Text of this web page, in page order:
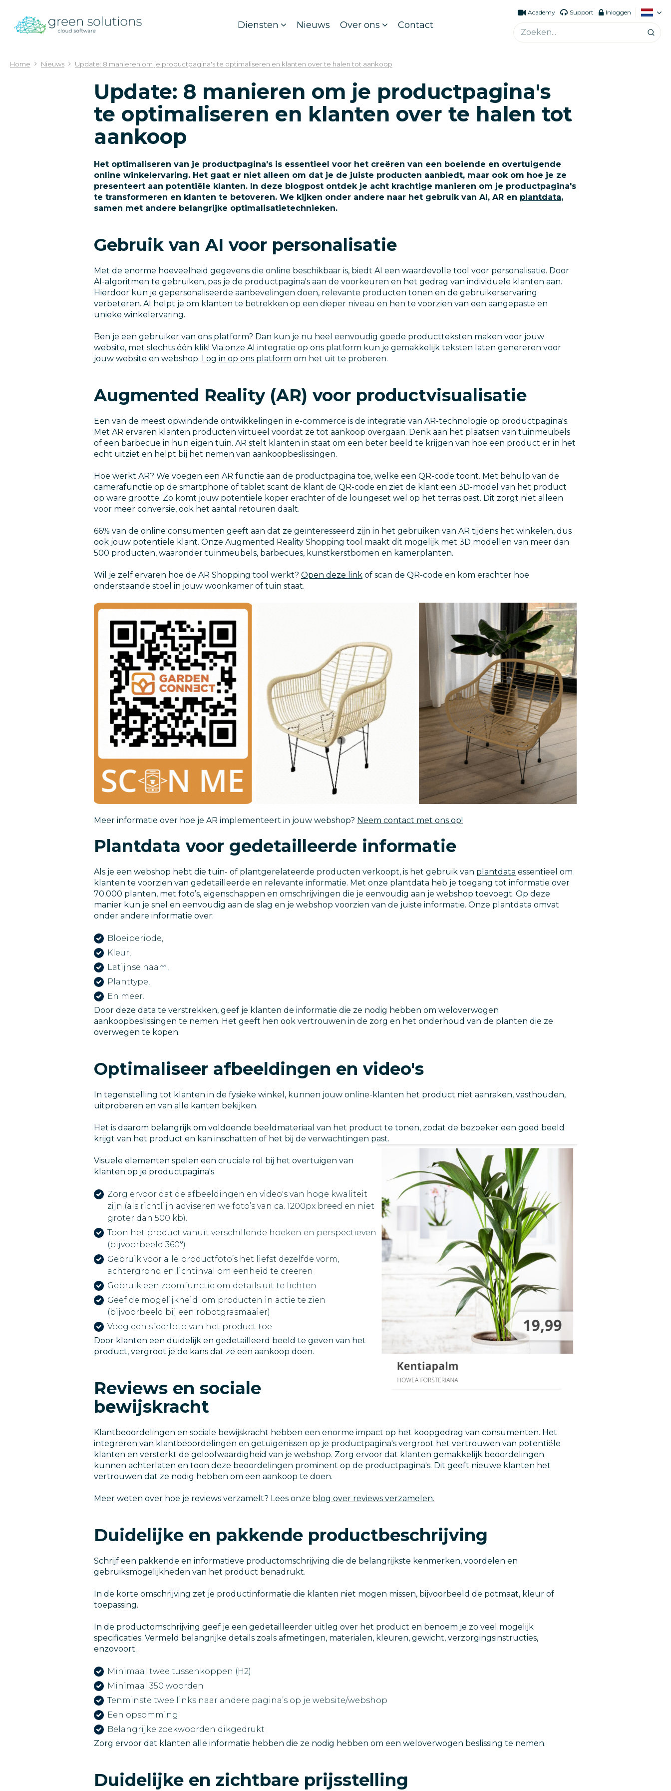
content
Home Nieuws Update: 8 manieren om je productpagina's te optimaliseren en klanten over te halen tot aankoop
Academy Support Inloggen
Diensten Nieuws Over ons Contact
Update: 8 manieren om je productpagina's
te optimaliseren en klanten over te halen tot
aankoop
Het optimaliseren van je productpagina's is essentieel voor het creëren van een boeiende en overtuigende
online winkelervaring. Het gaat er niet alleen om dat je de juiste producten aanbiedt, maar ook om hoe je ze
presenteert aan potentiële klanten. In deze blogpost ontdek je acht krachtige manieren om je productpagina's
te transformeren en klanten te betoveren. We kijken onder andere naar het gebruik van AI, AR en plantdata,
samen met andere belangrijke optimalisatietechnieken.
Gebruik van AI voor personalisatie
Met de enorme hoeveelheid gegevens die online beschikbaar is, biedt AI een waardevolle tool voor personalisatie. Door
AI-algoritmen te gebruiken, pas je de productpagina's aan de voorkeuren en het gedrag van individuele klanten aan.
Hierdoor kun je gepersonaliseerde aanbevelingen doen, relevante producten tonen en de gebruikerservaring
verbeteren. AI helpt je om klanten te betrekken op een dieper niveau en hen te voorzien van een aangepaste en
unieke winkelervaring.
Ben je een gebruiker van ons platform? Dan kun je nu heel eenvoudig goede productteksten maken voor jouw
website, met slechts één klik! Via onze AI integratie op ons platform kun je gemakkelijk teksten laten genereren voor
jouw website en webshop. Log in op ons platform om het uit te proberen.
Augmented Reality (AR) voor productvisualisatie
Een van de meest opwindende ontwikkelingen in e-commerce is de integratie van AR-technologie op productpagina's.
Met AR ervaren klanten producten virtueel voordat ze tot aankoop overgaan. Denk aan het plaatsen van tuinmeubels
of een barbecue in hun eigen tuin. AR stelt klanten in staat om een beter beeld te krijgen van hoe een product er in het
echt uitziet en helpt bij het nemen van aankoopbeslissingen.
Hoe werkt AR? We voegen een AR functie aan de productpagina toe, welke een QR-code toont. Met behulp van de
camerafunctie op de smartphone of tablet scant de klant de QR-code en ziet de klant een 3D-model van het product
op ware grootte. Zo komt jouw potentiële koper erachter of de loungeset wel op het terras past. Dit zorgt niet alleen
voor meer conversie, ook het aantal retouren daalt.
66% van de online consumenten geeft aan dat ze geïnteresseerd zijn in het gebruiken van AR tijdens het winkelen, dus
ook jouw potentiële klant. Onze Augmented Reality Shopping tool maakt dit mogelijk met 3D modellen van meer dan
500 producten, waaronder tuinmeubels, barbecues, kunstkerstbomen en kamerplanten.
Wil je zelf ervaren hoe de AR Shopping tool werkt? Open deze link of scan de QR-code en kom erachter hoe
onderstaande stoel in jouw woonkamer of tuin staat.
Meer informatie over hoe je AR implementeert in jouw webshop? Neem contact met ons op!
Plantdata voor gedetailleerde informatie
Als je een webshop hebt die tuin- of plantgerelateerde producten verkoopt, is het gebruik van plantdata essentieel om
klanten te voorzien van gedetailleerde en relevante informatie. Met onze plantdata heb je toegang tot informatie over
70.000 planten, met foto’s, eigenschappen en omschrijvingen die je eenvoudig aan je webshop toevoegt. Op deze
manier kun je snel en eenvoudig aan de slag en je webshop voorzien van de juiste informatie. Onze plantdata omvat
onder andere informatie over:
Bloeiperiode,
Kleur,
Latijnse naam,
Planttype,
En meer.
Door deze data te verstrekken, geef je klanten de informatie die ze nodig hebben om weloverwogen
aankoopbeslissingen te nemen. Het geeft hen ook vertrouwen in de zorg en het onderhoud van de planten die ze
overwegen te kopen.
Optimaliseer afbeeldingen en video's
In tegenstelling tot klanten in de fysieke winkel, kunnen jouw online-klanten het product niet aanraken, vasthouden,
uitproberen en van alle kanten bekijken.
Het is daarom belangrijk om voldoende beeldmateriaal van het product te tonen, zodat de bezoeker een goed beeld
krijgt van het product en kan inschatten of het bij de verwachtingen past.
Visuele elementen spelen een cruciale rol bij het overtuigen van
klanten op je productpagina's.
Zorg ervoor dat de afbeeldingen en video's van hoge kwaliteit
zijn (als richtlijn adviseren we foto’s van ca. 1200px breed en niet
groter dan 500 kb).
Toon het product vanuit verschillende hoeken en perspectieven
(bijvoorbeeld 360°)
Gebruik voor alle productfoto’s het liefst dezelfde vorm,
achtergrond en lichtinval om eenheid te creëren
Gebruik een zoomfunctie om details uit te lichten
Geef de mogelijkheid om producten in actie te zien
(bijvoorbeeld bij een robotgrasmaaier)
Voeg een sfeerfoto van het product toe
Door klanten een duidelijk en gedetailleerd beeld te geven van het
product, vergroot je de kans dat ze een aankoop doen.
Reviews en sociale
bewijskracht
Klantbeoordelingen en sociale bewijskracht hebben een enorme impact op het koopgedrag van consumenten. Het
integreren van klantbeoordelingen en getuigenissen op je productpagina's vergroot het vertrouwen van potentiële
klanten en versterkt de geloofwaardigheid van je webshop. Zorg ervoor dat klanten gemakkelijk beoordelingen
kunnen achterlaten en toon deze beoordelingen prominent op de productpagina's. Dit geeft nieuwe klanten het
vertrouwen dat ze nodig hebben om een aankoop te doen.
Meer weten over hoe je reviews verzamelt? Lees onze blog over reviews verzamelen.
Duidelijke en pakkende productbeschrijving
Schrijf een pakkende en informatieve productomschrijving die de belangrijkste kenmerken, voordelen en
gebruiksmogelijkheden van het product benadrukt.
In de korte omschrijving zet je productinformatie die klanten niet mogen missen, bijvoorbeeld de potmaat, kleur of
toepassing.
In de productomschrijving geef je een gedetailleerder uitleg over het product en benoem je zo veel mogelijk
specificaties. Vermeld belangrijke details zoals afmetingen, materialen, kleuren, gewicht, verzorgingsinstructies,
enzovoort.
Minimaal twee tussenkoppen (H2)
Minimaal 350 woorden
Tenminste twee links naar andere pagina’s op je website/webshop
Een opsomming
Belangrijke zoekwoorden dikgedrukt
Zorg ervoor dat klanten alle informatie hebben die ze nodig hebben om een weloverwogen beslissing te nemen.
Duidelijke en zichtbare prijsstelling